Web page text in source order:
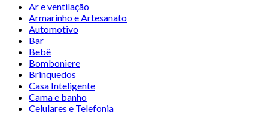
Ar e ventilação
Armarinho e Artesanato
Automotivo
Bar
Bebê
Bomboniere
Brinquedos
Casa Inteligente
Cama e banho
Celulares e Telefonia